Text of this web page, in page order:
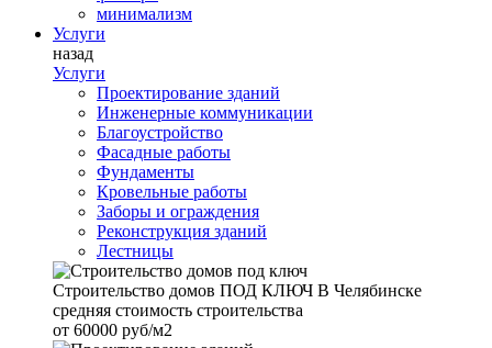
минимализм
Услуги
назад
Услуги
Проектирование зданий
Инженерные коммуникации
Благоустройство
Фасадные работы
Фундаменты
Кровельные работы
Заборы и ограждения
Реконструкция зданий
Лестницы
Строительство домов ПОД КЛЮЧ В Челябинске
средняя стоимость строительства
от 60000 руб/м2